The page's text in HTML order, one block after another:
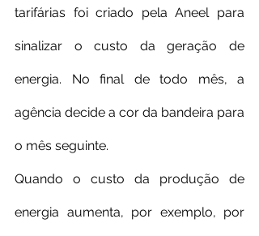
tarifárias foi criado pela Aneel para
sinalizar o custo da geração de
energia. No final de todo mês, a
agência decide a cor da bandeira para
o mês seguinte.
Quando o custo da produção de
energia aumenta, por exemplo, por